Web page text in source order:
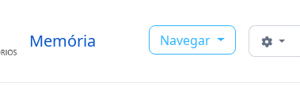
Memória Navegar